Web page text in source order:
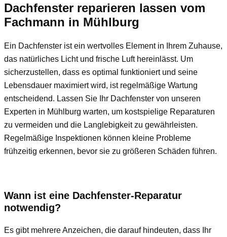
Dachfenster reparieren lassen vom
Fachmann in Mühlburg
Ein Dachfenster ist ein wertvolles Element in Ihrem Zuhause,
das natürliches Licht und frische Luft hereinlässt. Um
sicherzustellen, dass es optimal funktioniert und seine
Lebensdauer maximiert wird, ist regelmäßige Wartung
entscheidend. Lassen Sie Ihr Dachfenster von unseren
Experten in Mühlburg warten, um kostspielige Reparaturen
zu vermeiden und die Langlebigkeit zu gewährleisten.
Regelmäßige Inspektionen können kleine Probleme
frühzeitig erkennen, bevor sie zu größeren Schäden führen.
Wann ist eine Dachfenster-Reparatur
notwendig?
Es gibt mehrere Anzeichen, die darauf hindeuten, dass Ihr